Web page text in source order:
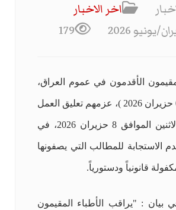
اخر الاخبار
179
الأقدمون في عموم العراق،
اليوم السبت ( 6 حزيران 2026 )، عزمهم تعليق العمل
ابتداءً من يوم الاثنين الموافق 8 حزيران 2026، في
الاستجابة للمطالب التي يصفونها
قانونياً ودستورياً.
بيان : "يراقب الأطباء المقيمون